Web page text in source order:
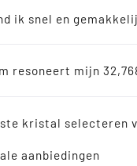
aanbiedingen
ik snel en
resoneert mijn
kristal selecteren